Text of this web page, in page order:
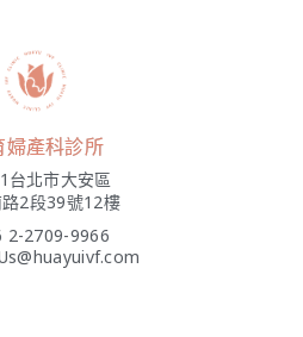
婦產科診所
台北市大安區
2段39號12樓
2-2709-9966